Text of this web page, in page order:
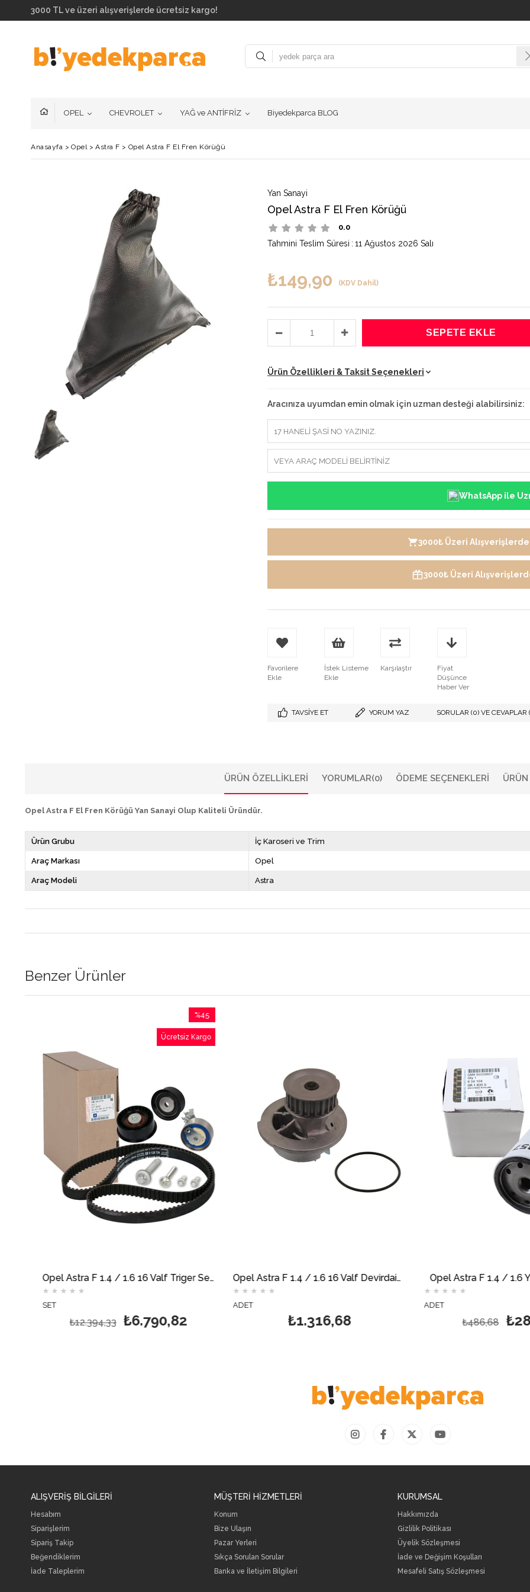
3000 TL ve üzeri alışverişlerde ücretsiz kargo!
OPEL CHEVROLET YAĞ ve ANTİFRİZ Biyedekparca BLOG
Anasayfa > Opel> Astra F > Opel Astra F El Fren Körüğü
Yan Sanayi
Opel Astra F El Fren Körüğü
0.0
Tahmini Teslim Süresi : 11 Ağustos 2026 Salı
₺149,90 (KDV Dahil)
Ürün Özellikleri & Taksit Seçenekleri
Aracınıza uyumdan emin olmak için uzman desteği alabilirsiniz:
WhatsApp ile
3000₺ Üzeri Alışverişlerde
3000₺ Üzeri
Favorilere
Ekle
İstek Listeme
Ekle
Karşılaştır
Fiyat
Düşünce
Haber Ver
TAVSIYE ET YORUM YAZ SORULAR (0) VE CEVAPLAR
ÜRÜN ÖZELLIKLERI YORUMLAR(0) ÖDEME SEÇENEKLERI
Opel Astra F El Fren Körüğü Yan Sanayi Olup Kaliteli Üründür.
Ürün Grubu İç Karoseri ve Trim
Araç Markası Opel
Araç Modeli Astra
Benzer Ürünler
Opel Astra F 1.4 / 1.6 16 Valf Triger Seti GM
★ ★ ★
₺6.790,82
₺12.394,33
İndirim
%45İndirim
Ücretsiz Kargo
Opel Astra F 1.4 / 1.6 16 Valf Devirdaim AİRTEX
★ ★ ★
ADET
₺1.316,68
Opel Astra F 1.4 / 1.6 Yağ
★ ★ ★
ADET
₺486,68
ALIŞVERİŞ BİLGİLERİ
Hesabım
Siparişlerim
Sipariş Takip
Beğendiklerim
İade Taleplerim
MÜŞTERİ HİZMETLERİ
Konum
Bize Ulaşın
Pazar Yerleri
Sıkça Sorulan Sorular
Banka ve İletişim Bilgileri
KURUMSAL
Hakkımızda
Gizlilik Politikası
Üyelik Sözleşmesi
İade ve Değişim Koşulları
Mesafeli Satış Sözleşmesi